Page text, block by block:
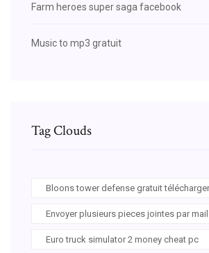
Farm heroes super saga facebook
Music to mp3 gratuit
Tag Clouds
Bloons tower defense gratuit
Envoyer plusieurs pieces jointes par mail
Euro truck simulator 2 money cheat pc